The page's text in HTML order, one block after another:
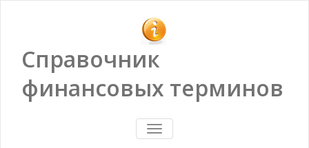
Справочник
финансовых терминов
ПОКАЗАТЬ/
СКРЫТЬ